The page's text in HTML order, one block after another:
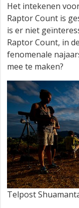
Het intekenen
Raptor Count is
is er niet
Raptor Count, in
fenomenale
mee te maken?
Telpost